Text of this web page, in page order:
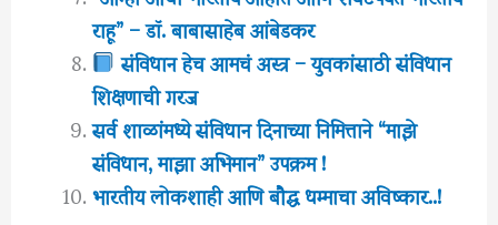
राहू” – डॉ. बाबासाहेब आंबेडकर
संविधान हेच आमचं अस्त्र – युवकांसाठी संविधान
शिक्षणाची गरज
सर्व शाळांमध्ये संविधान दिनाच्या निमित्ताने “माझे
संविधान, माझा अभिमान” उपक्रम !
भारतीय लोकशाही आणि बौद्ध धम्माचा अविष्कार..!